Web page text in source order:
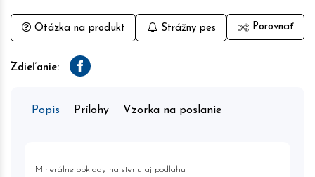
Otázka na produkt Strážny pes Porovnať
Zdieľanie: Facebook
Popis Prílohy Vzorka na poslanie
Minerálne obklady na stenu aj podlahu